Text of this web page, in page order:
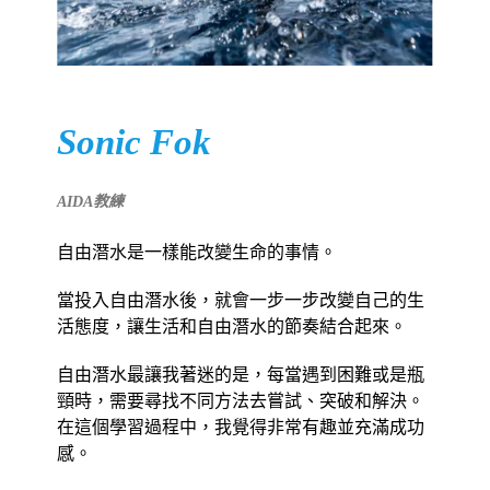
Sonic Fok
AIDA教練
自由潛水是一樣能改變生命的事情。
當投入自由潛水後，就會一步一步改變自己的生
活態度，讓生活和自由潛水的節奏結合起來。
自由潛水最讓我著迷的是，每當遇到困難或是瓶
頸時，需要尋找不同方法去嘗試、突破和解決。
在這個學習過程中，我覺得非常有趣並充滿成功
感。